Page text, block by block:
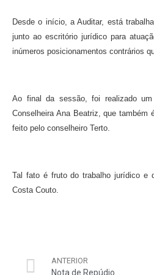
Desde o início, a Auditar, está
junto ao escritório jurídico para
inúmeros posicionamentos contrários
Ao final da sessão, foi realizado
Conselheira Ana Beatriz, que
feito pelo conselheiro Terto.
Tal fato é fruto do trabalho jurídico e
Costa Couto.
ANTERIOR
Nota de Repúdio